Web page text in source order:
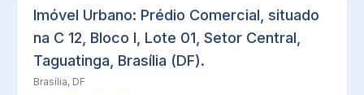
Imóvel Urbano: Prédio Comercial, situado
na C 12, Bloco I, Lote 01, Setor Central,
Taguatinga, Brasília (DF).
Brasília, DF